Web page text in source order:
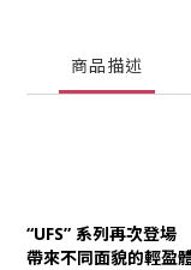
商品描述
“UFS” 系列再次登場
帶來不同面貌的輕盈